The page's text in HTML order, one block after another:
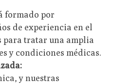
formado por
de experiencia en el
para tratar una amplia
y condiciones médicas.
y nuestras